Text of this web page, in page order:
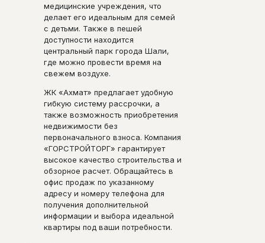
медицинские учреждения, что
делает его идеальным для семей
с детьми. Также в пешей
доступности находится
центральный парк города Шали,
где можно провести время на
свежем воздухе.
ЖК «Ахмат» предлагает удобную
гибкую систему рассрочки, а
также возможность приобретения
недвижимости без
первоначального взноса. Компания
«ГОРСТРОЙТОРГ» гарантирует
высокое качество строительства и
обзорное расчет. Обращайтесь в
офис продаж по указанному
адресу и номеру телефона для
получения дополнительной
информации и выбора идеальной
квартиры под ваши потребности.